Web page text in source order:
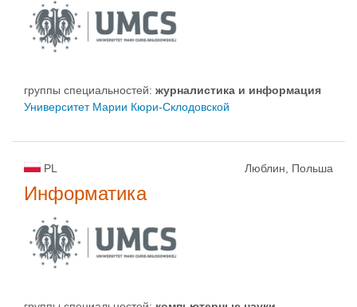
группы специальностей: журналистика и информация
Университет Марии Кюри-Склодовской
PL Люблин, Польша
Информатика